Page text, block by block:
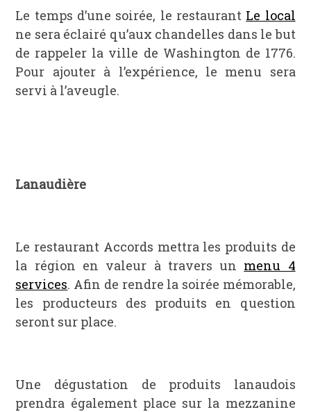
Le temps d’une soirée, le restaurant Le local
ne sera éclairé qu’aux chandelles dans le but
de rappeler la ville de Washington de 1776.
Pour ajouter à l’expérience, le menu sera
servi à l’aveugle.
Lanaudière
Le restaurant Accords mettra les produits de
la région en valeur à travers un menu 4
services. Afin de rendre la soirée mémorable,
les producteurs des produits en question
seront sur place.
Une dégustation de produits lanaudois
prendra également place sur la mezzanine